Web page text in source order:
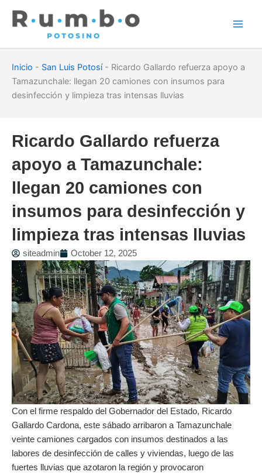
Inicio - San Luis Potosí- Ricardo Gallardo refuerza apoyo a
Tamazunchale: llegan 20 camiones con insumos para
desinfección y limpieza tras intensas lluvias
Ricardo Gallardo refuerza
apoyo a Tamazunchale:
llegan 20 camiones con
insumos para desinfección y
limpieza tras intensas lluvias
siteadmin October 12, 2025
Con el firme respaldo del Gobernador del Estado, Ricardo
Gallardo Cardona, este sábado arribaron a Tamazunchale
veinte camiones cargados con insumos destinados a las
labores de desinfección de calles y viviendas, luego de las
fuertes lluvias que azotaron la región y provocaron